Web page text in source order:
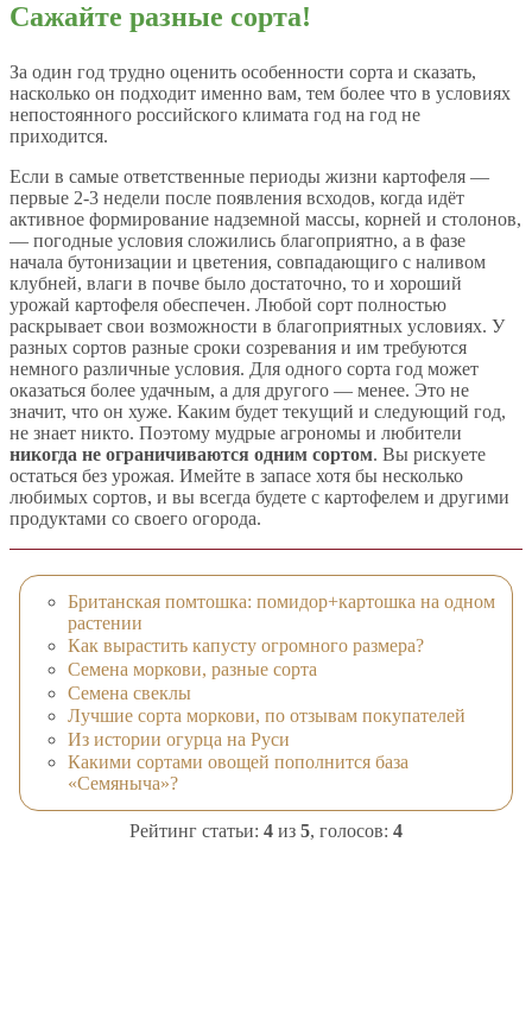
Сажайте разные сорта!
За один год трудно оценить особенности сорта и сказать,
насколько он подходит именно вам, тем более что в условиях
непостоянного российского климата год на год не
приходится.
Если в самые ответственные периоды жизни картофеля —
первые 2-3 недели после появления всходов, когда идёт
активное формирование надземной массы, корней и столонов,
— погодные условия сложились благоприятно, а в фазе
начала бутонизации и цветения, совпадающиго с наливом
клубней, влаги в почве было достаточно, то и хороший
урожай картофеля обеспечен. Любой сорт полностью
раскрывает свои возможности в благоприятных условиях. У
разных сортов разные сроки созревания и им требуются
немного различные условия. Для одного сорта год может
оказаться более удачным, а для другого — менее. Это не
значит, что он хуже. Каким будет текущий и следующий год,
не знает никто. Поэтому мудрые агрономы и любители
никогда не ограничиваются одним сортом. Вы рискуете
остаться без урожая. Имейте в запасе хотя бы несколько
любимых сортов, и вы всегда будете с картофелем и другими
продуктами со своего огорода.
Британская помтошка: помидор+картошка на одном
растении
Как вырастить капусту огромного размера?
Семена моркови, разные сорта
Семена свеклы
Лучшие сорта моркови, по отзывам покупателей
Из истории огурца на Руси
Какими сортами овощей пополнится база
«Семяныча»?
Рейтинг статьи: 4 из 5, голосов: 4